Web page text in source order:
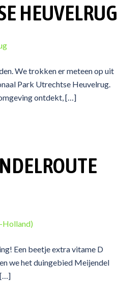
HEUVELRUG
We trokken er meteen op uit
Park Utrechtse Heuvelrug.
ontdekt, […]
Een beetje extra vitame D
we het duingebied Meijendel
[…]